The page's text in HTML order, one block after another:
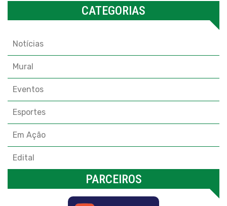
CATEGORIAS
Notícias
Mural
Eventos
Esportes
Em Ação
Edital
PARCEIROS